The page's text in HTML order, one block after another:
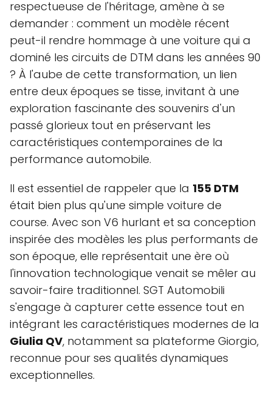
respectueuse de l'héritage, amène à se
demander : comment un modèle récent
peut-il rendre hommage à une voiture qui a
dominé les circuits de DTM dans les années 90
? À l'aube de cette transformation, un lien
entre deux époques se tisse, invitant à une
exploration fascinante des souvenirs d'un
passé glorieux tout en préservant les
caractéristiques contemporaines de la
performance automobile.
Il est essentiel de rappeler que la 155 DTM
était bien plus qu'une simple voiture de
course. Avec son V6 hurlant et sa conception
inspirée des modèles les plus performants de
son époque, elle représentait une ère où
l'innovation technologique venait se mêler au
savoir-faire traditionnel. SGT Automobili
s'engage à capturer cette essence tout en
intégrant les caractéristiques modernes de la
Giulia QV, notamment sa plateforme Giorgio,
reconnue pour ses qualités dynamiques
exceptionnelles.